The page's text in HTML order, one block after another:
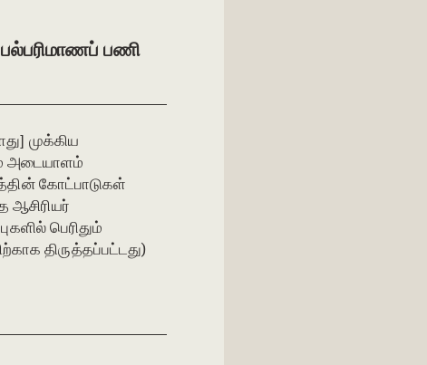
பணி
முக்கிய
அடையாளம்
கோட்பாடுகள்
ஆசிரியர்
பெரிதும்
திருத்தப்பட்டது)